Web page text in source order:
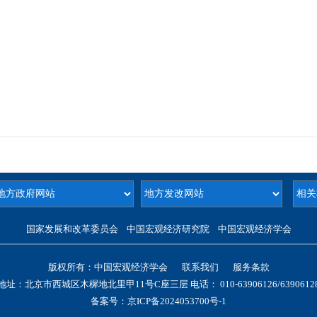
国家发展和改革委员会 中国宏观经济研究院 中国宏观经济学会
版权所有：中国宏观经济学会 联系我们
服务条款
址：北京市西城区木樨地北里甲11号C座三层 电话： 010-63906126/
备案号： 京ICP备2024053700号-1